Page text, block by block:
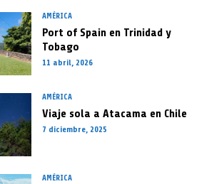
AMÉRICA
Port of Spain en Trinidad y
Tobago
11 abril, 2026
AMÉRICA
Viaje sola a Atacama en Chile
7 diciembre, 2025
AMÉRICA